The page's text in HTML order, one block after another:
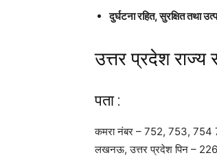
दुर्घटना रहित, सुरक्षित तथा
उत्तर प्रदेश राज्य
पता :
कमरा नंबर – 752, 753, 754
लखनऊ, उत्तर प्रदेश पिन –